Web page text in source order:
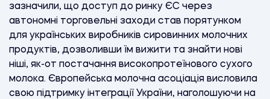
зазначили, що доступ до ринку ЄС через
автономні торговельні заходи став порятунком
для українських виробників сировинних молочних
продуктів, дозволивши їм вижити та знайти нові
ніші, як-от постачання високопротеїнового сухого
молока. Європейська молочна асоціація висловила
свою підтримку інтеграції України, наголошуючи на